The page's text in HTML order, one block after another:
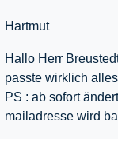
Hartmut
Hallo Herr
passte wirklich
PS : ab sofort
mailadresse wird